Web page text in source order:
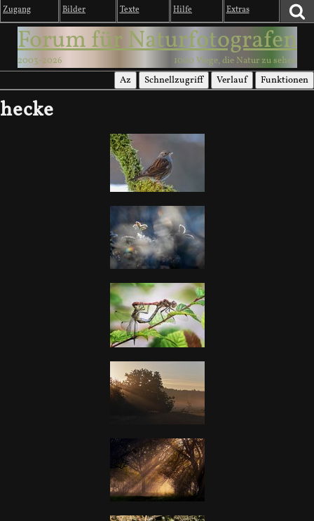
Zugang Bilder Texte Hilfe Extras
Forum für Naturfotografen
2003-2026 1000 Wege, die Natur zu sehen
Az Schnellzugriff Verlauf Funktionen
hecke